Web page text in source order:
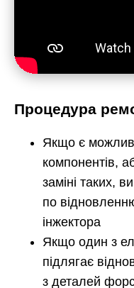
Процедура
Якщо є
компонентів,
заміні таких,
по
інжектора
Якщо один з
підлягає
з деталей